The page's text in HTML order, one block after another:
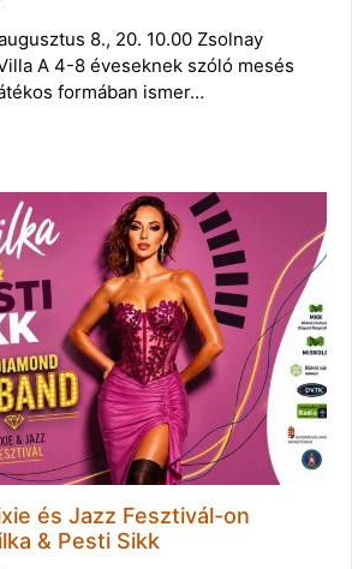
8., 20. 10.00 Zsolnay
A 4-8 éveseknek szóló mesés
formában ismer…
és Jazz Fesztivál-on
& Pesti Sikk